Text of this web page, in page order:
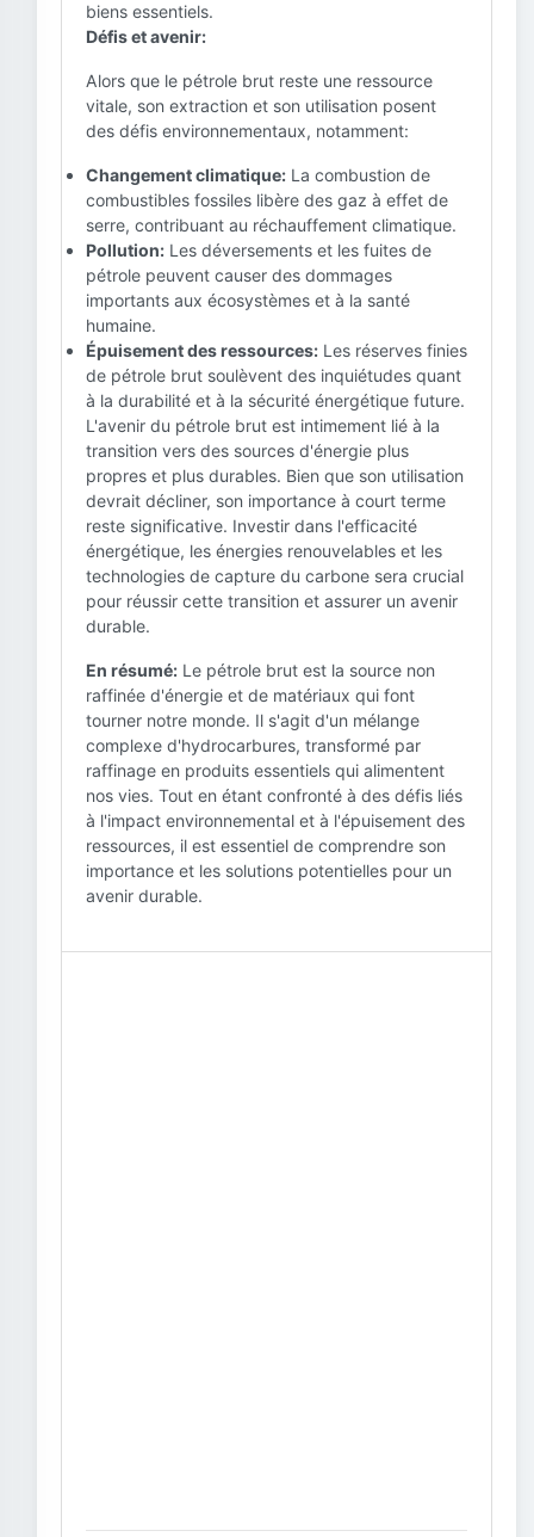
biens essentiels.
Défis et avenir:
Alors que le pétrole brut reste une ressource
vitale, son extraction et son utilisation posent
des défis environnementaux, notamment:
Changement climatique: La combustion de
combustibles fossiles libère des gaz à effet de
serre, contribuant au réchauffement climatique.
Pollution: Les déversements et les fuites de
pétrole peuvent causer des dommages
importants aux écosystèmes et à la santé
humaine.
Épuisement des ressources: Les réserves finies
de pétrole brut soulèvent des inquiétudes quant
à la durabilité et à la sécurité énergétique future.
L'avenir du pétrole brut est intimement lié à la
transition vers des sources d'énergie plus
propres et plus durables. Bien que son utilisation
devrait décliner, son importance à court terme
reste significative. Investir dans l'efficacité
énergétique, les énergies renouvelables et les
technologies de capture du carbone sera crucial
pour réussir cette transition et assurer un avenir
durable.
En résumé: Le pétrole brut est la source non
raffinée d'énergie et de matériaux qui font
tourner notre monde. Il s'agit d'un mélange
complexe d'hydrocarbures, transformé par
raffinage en produits essentiels qui alimentent
nos vies. Tout en étant confronté à des défis liés
à l'impact environnemental et à l'épuisement des
ressources, il est essentiel de comprendre son
importance et les solutions potentielles pour un
avenir durable.